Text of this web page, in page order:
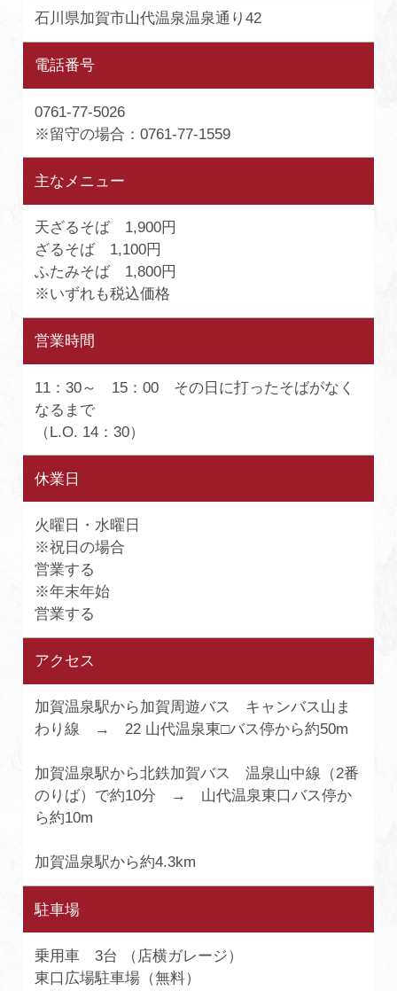
石川県加賀市山代温泉温泉通り42
電話番号
0761-77-5026
※留守の場合：0761-77-1559
主なメニュー
天ざるそば 1,900円
ざるそば 1,100円
ふたみそば 1,800円
※いずれも税込価格
営業時間
11：30～ 15：00 その日に打ったそばがなく
なるまで
（L.O. 14：30）
休業日
火曜日・水曜日
※祝日の場合
営業する
※年末年始
営業する
アクセス
加賀温泉駅から加賀周遊バス キャンバス山ま
わり線 → 22 山代温泉東□バス停から約50m
加賀温泉駅から北鉄加賀バス 温泉山中線（2番
のりば）で約10分 → 山代温泉東口バス停か
ら約10m
加賀温泉駅から約4.3km
駐車場
乗用車 3台 （店横ガレージ）
東口広場駐車場（無料）